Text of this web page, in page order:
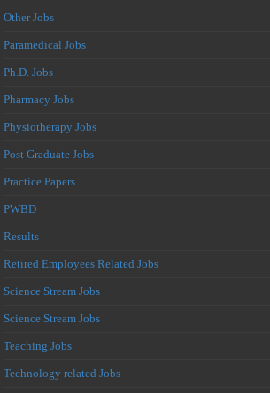
Other Jobs
Paramedical Jobs
Ph.D. Jobs
Pharmacy Jobs
Physiotherapy Jobs
Post Graduate Jobs
Practice Papers
PWBD
Results
Retired Employees Related Jobs
Science Stream Jobs
Science Stream Jobs
Teaching Jobs
Technology related Jobs